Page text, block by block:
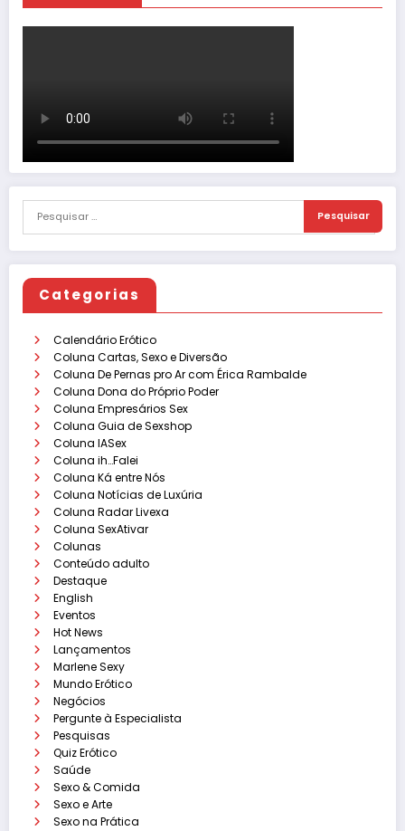
Categorias
Calendário Erótico
Coluna Cartas, Sexo e Diversão
Coluna De Pernas pro Ar com Érica Rambalde
Coluna Dona do Próprio Poder
Coluna Empresários Sex
Coluna Guia de Sexshop
Coluna IASex
Coluna ih…Falei
Coluna Ká entre Nós
Coluna Notícias de Luxúria
Coluna Radar Livexa
Coluna SexAtivar
Colunas
Conteúdo adulto
Destaque
English
Eventos
Hot News
Lançamentos
Marlene Sexy
Mundo Erótico
Negócios
Pergunte à Especialista
Pesquisas
Quiz Erótico
Saúde
Sexo & Comida
Sexo e Arte
Sexo na Prática